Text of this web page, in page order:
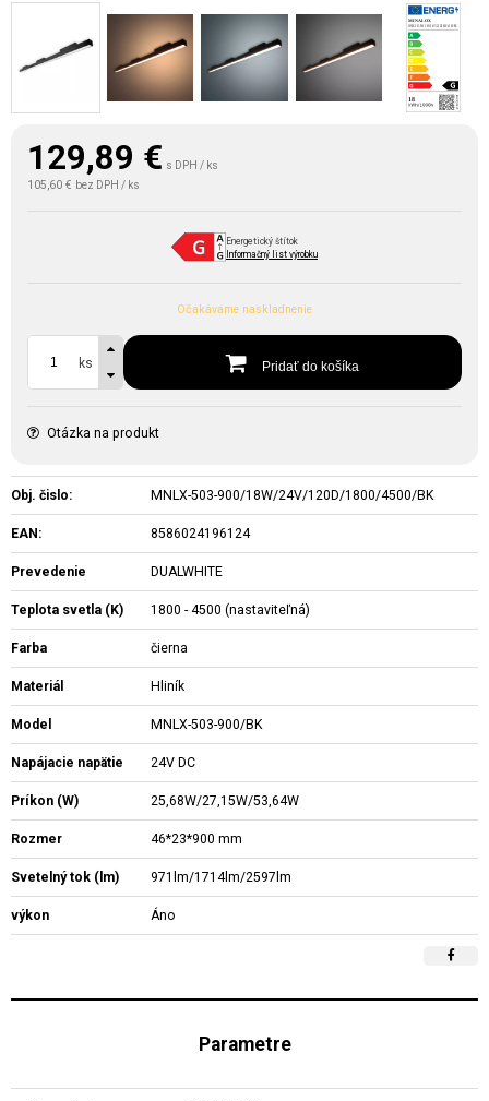
129,89 € s DPH / ks
105,60 € bez DPH / ks
Energetický štítok
Informačný list výrobku
Očakávame naskladnenie
ks Pridať do košíka
Otázka na produkt
Obj. čislo: MNLX-503-900/18W/24V/120D/1800/4500/BK
EAN: 8586024196124
Prevedenie DUALWHITE
Teplota svetla (K) 1800 - 4500 (nastaviteľná)
Farba čierna
Materiál Hliník
Model MNLX-503-900/BK
Napájacie napätie 24V DC
Príkon (W) 25,68W/27,15W/53,64W
Rozmer 46*23*900 mm
Svetelný tok (lm) 971lm/1714lm/2597lm
výkon Áno
Parametre